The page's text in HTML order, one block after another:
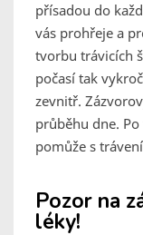
přísadou do
vás prohřeje a
tvorbu trávicích
počasí tak
zevnitř.
průběhu dne.
pomůže s
Pozor na
léky!